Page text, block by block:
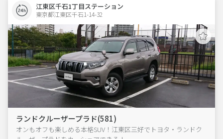
江東区千石1丁目ステーション
東京都江東区千石1-14-32
ランドクルーザープラド(581)
オンもオフも楽しめる本格SUV！江東区三好でトヨタ・ランドク